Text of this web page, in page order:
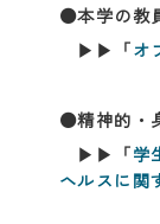
●本学の教
▶▶「オ
●精神的・
▶▶「学
ヘルスに関